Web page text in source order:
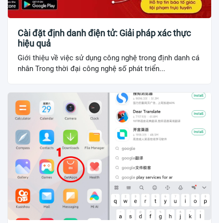
Cài đặt định danh điện tử: Giải pháp xác thực
hiệu quả
Giới thiệu về việc sử dụng công nghệ trong định danh cá
nhân Trong thời đại công nghệ số phát triển...